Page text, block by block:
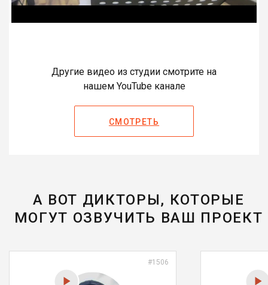
Другие видео из студии смотрите на
нашем YouTube канале
СМОТРЕТЬ
А ВОТ ДИКТОРЫ, КОТОРЫЕ
МОГУТ ОЗВУЧИТЬ ВАШ ПРОЕКТ
#1506